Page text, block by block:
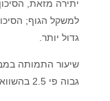
יתירה מזאת,
למשקל הגוף;
גדול יותר.
שיעור התמותה
גבוה פי 2.5 בהשוואה לאנשים בעלי משקל נורמלי.